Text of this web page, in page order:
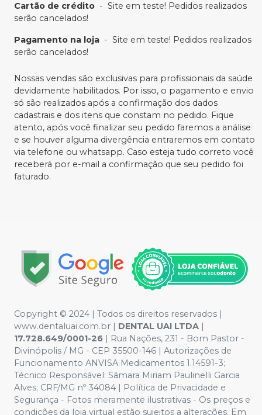
Cartão de crédito - Site em teste! Pedidos realizados
serão cancelados!
Pagamento na loja - Site em teste! Pedidos realizados
serão cancelados!
Nossas vendas são exclusivas para profissionais da saúde
devidamente habilitados. Por isso, o pagamento e envio
só são realizados após a confirmação dos dados
cadastrais e dos itens que constam no pedido. Fique
atento, após você finalizar seu pedido faremos a análise
e se houver alguma divergência entraremos em contato
via telefone ou whatsapp. Caso esteja tudo correto você
receberá por e-mail a confirmação que seu pedido foi
faturado.
Copyright © 2024 | Todos os direitos reservados |
www.dentaluai.com.br | DENTAL UAI LTDA |
17.728.649/0001-26 | Rua Nações, 231 - Bom Pastor -
Divinópolis / MG - CEP 35500-146 | Autorizações de
Funcionamento ANVISA Medicamentos 1.14591-3;
Técnico Responsável: Sâmara Miriam Paulinelli Garcia
Alves; CRF/MG nº 34084 | Política de Privacidade e
Segurança - Fotos meramente ilustrativas - Os preços e
condições da loja virtual estão sujeitos a alterações. Em